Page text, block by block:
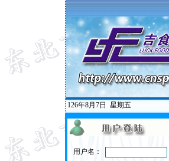
126年8月7日 星期五
用户名：